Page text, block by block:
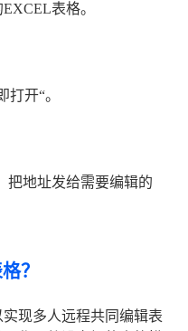
表格。
开“。
把地址发给需要编辑的
？
现多人远程共同编辑表